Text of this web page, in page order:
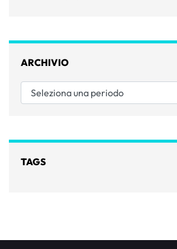
ARCHIVIO
Seleziona una periodo
TAGS